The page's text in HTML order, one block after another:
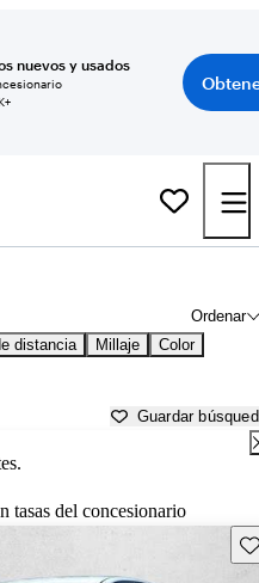
nuevos y usados
Ordenar
distancia Millaje Color
Guardar
tasas del concesionario